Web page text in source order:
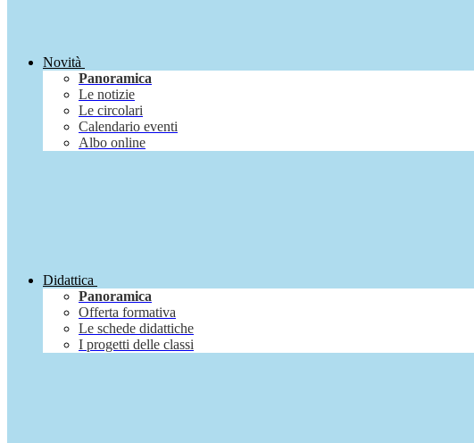
Novità
Panoramica
Le notizie
Le circolari
Calendario eventi
Albo online
Didattica
Panoramica
Offerta formativa
Le schede didattiche
I progetti delle classi